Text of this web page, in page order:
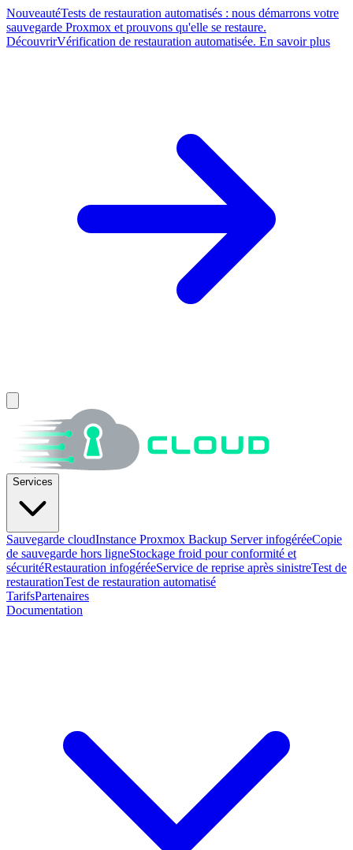
NouveautéTests de restauration automatisés : nous démarrons votre
sauvegarde Proxmox et prouvons qu'elle se restaure.
DécouvrirVérification de restauration automatisée. En savoir plus
Services
Sauvegarde cloudInstance Proxmox Backup Server infogéréeCopie
de sauvegarde hors ligneStockage froid pour conformité et
sécuritéRestauration infogéréeService de reprise après sinistreTest de
restaurationTest de restauration automatisé
TarifsPartenaires
Documentation